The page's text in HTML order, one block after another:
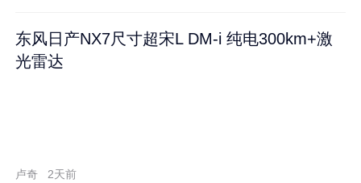
东风日产NX7尺寸超宋L DM-i 纯电300km+激
光雷达
卢奇 2天前